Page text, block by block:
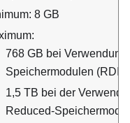
8 GB
768 GB bei
Speichermodulen
1,5 TB bei der
Reduced-